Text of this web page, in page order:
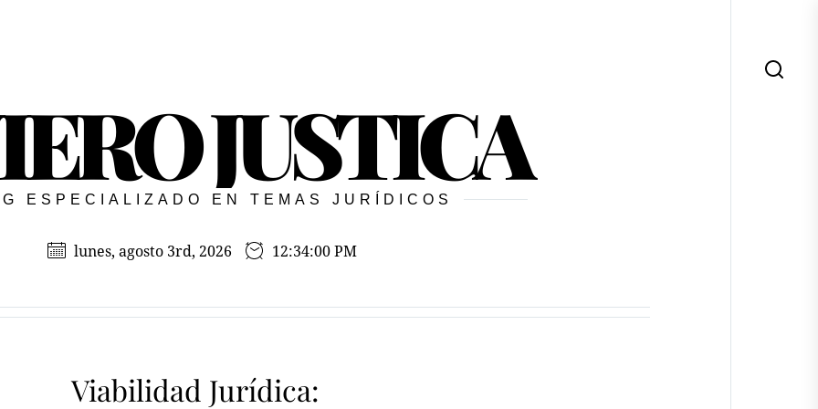
JUSTICA
ESPECIALIZADO EN TEMAS JURÍDICOS
lunes, agosto 3rd, 2026 12:34:01 PM
Viabilidad Jurídica: